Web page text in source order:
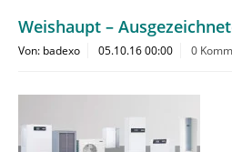
Weishaupt –
Von: badexo 05.10.16 00:00 0